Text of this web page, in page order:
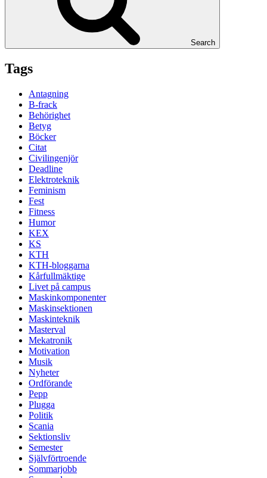
Search
Tags
Antagning
B-frack
Behörighet
Betyg
Böcker
Citat
Civilingenjör
Deadline
Elektroteknik
Feminism
Fest
Fitness
Humor
KEX
KS
KTH
KTH-bloggarna
Kårfullmäktige
Livet på campus
Maskinkomponenter
Maskinsektionen
Maskinteknik
Masterval
Mekatronik
Motivation
Musik
Nyheter
Ordförande
Pepp
Plugga
Politik
Scania
Sektionsliv
Semester
Självförtroende
Sommarjobb